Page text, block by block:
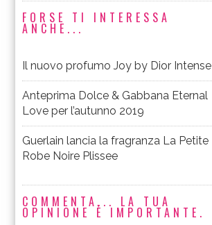
FORSE TI INTERESSA
ANCHE...
Il nuovo profumo Joy by Dior Intense
Anteprima Dolce & Gabbana Eternal
Love per l’autunno 2019
Guerlain lancia la fragranza La Petite
Robe Noire Plissee
COMMENTA... LA TUA
OPINIONE È IMPORTANTE.